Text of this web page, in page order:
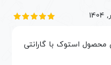
محصول استوک با گارانتی